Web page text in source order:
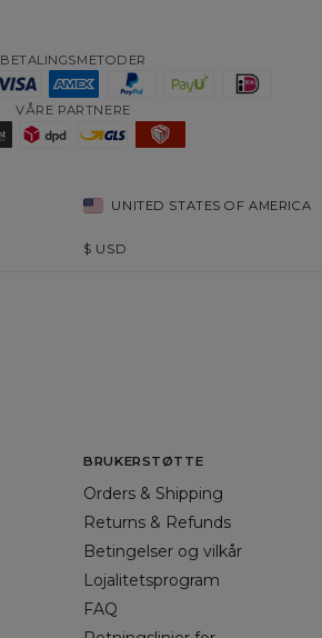
BETALINGSMETODER
VÅRE PARTNERE
UNITED STATES OF AMERICA
$ USD
BRUKERSTØTTE
Orders & Shipping
Returns & Refunds
Betingelser og vilkår
Lojalitetsprogram
FAQ